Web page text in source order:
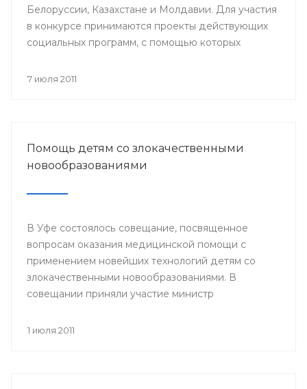
Белоруссии, Казахстане и Молдавии. Для участия
в конкурсе принимаются проекты действующих
социальных программ, с помощью которых
православных ценностей.
7 июля 2011
Помощь детям со злокачественными
новообразованиями
В Уфе состоялось совещание, посвященное
вопросам оказания медицинской помощи с
применением новейших технологий детям со
злокачественными новообразованиями. В
совещании приняли участие министр
охраны здоровья материнства и детства
1 июля 2011